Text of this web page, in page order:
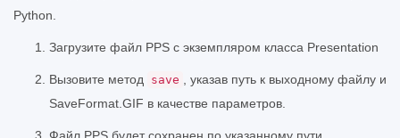
Python.
Загрузите файл PPS с экземпляром класса Presentation
Вызовите метод save
, указав путь к выходному файлу и
SaveFormat.GIF в качестве параметров.
Файл PPS будет сохранен по указанному пути